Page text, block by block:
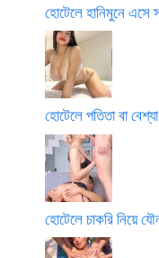
হোটেলে হানিমুনে এসে
হোটেলে পতিতা বা
হোটেলে চাকরি নিয়ে